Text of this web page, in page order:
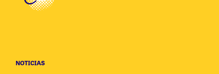
NOTICIAS